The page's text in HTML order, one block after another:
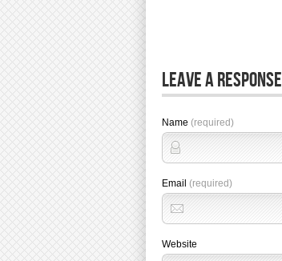
Leave A Response
Name (required)
Email (required)
Website